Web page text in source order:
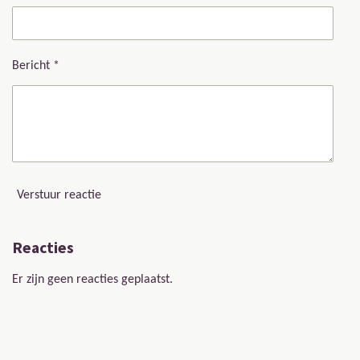
Bericht *
Verstuur reactie
Reacties
Er zijn geen reacties geplaatst.